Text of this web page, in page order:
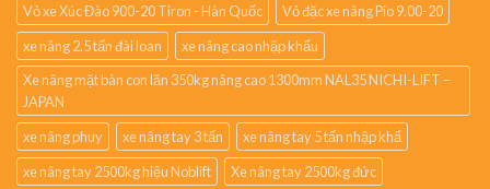
Vỏ xe Xúc Đào 900-20 Tiron - Hàn Quốc
Vỏ đặc xe nâng Pio 9.00-20
xe nâng 2.5 tấn đài loan
xe nâng cao nhập khẩu
Xe nâng mặt bàn con lăn 350kg nâng cao 1300mm NAL35 NICHI-LIFT –
JAPAN
xe nâng phuy
xe nâng tay 3 tấn
xe nâng tay 5 tấn nhập khẩ
xe nâng tay 2500kg hiệu Noblift
Xe nâng tay 2500kg đức